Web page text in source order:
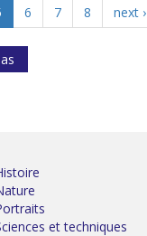
6 7 8 next ›
et techniques